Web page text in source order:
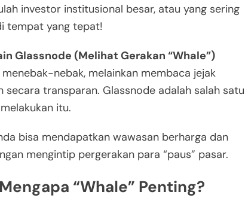
investor institusional besar, atau yang sering
tempat yang tepat!
Glassnode (Melihat Gerakan “Whale”)
nebak, melainkan membaca jejak
transparan. Glassnode adalah salah satu
itu.
bisa mendapatkan wawasan berharga dan
mengintip pergerakan para “paus” pasar.
“Whale” Penting?